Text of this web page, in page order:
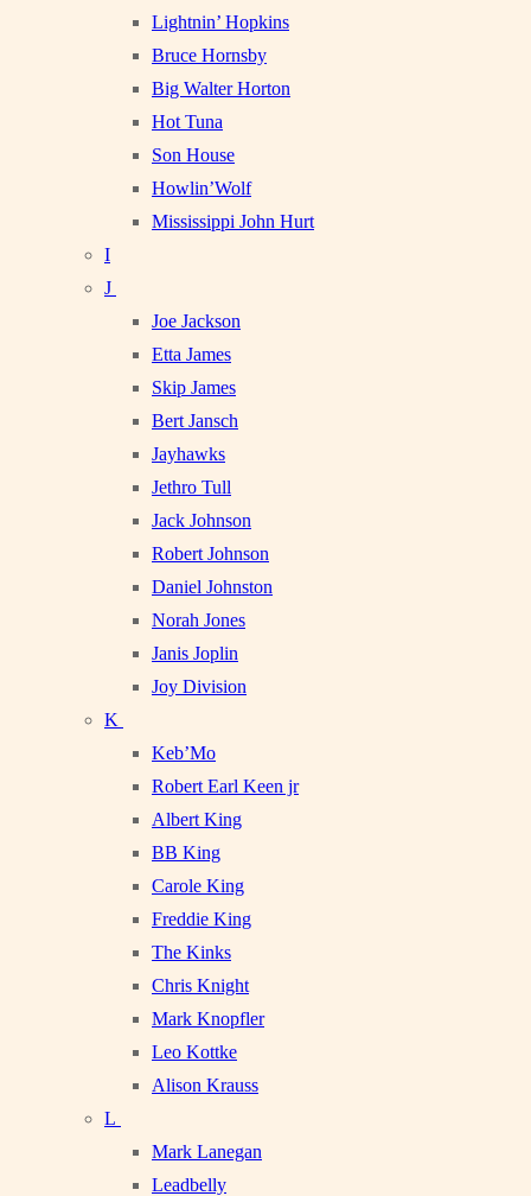
Lightnin’ Hopkins
Bruce Hornsby
Big Walter Horton
Hot Tuna
Son House
Howlin’Wolf
Mississippi John Hurt
I
J
Joe Jackson
Etta James
Skip James
Bert Jansch
Jayhawks
Jethro Tull
Jack Johnson
Robert Johnson
Daniel Johnston
Norah Jones
Janis Joplin
Joy Division
K
Keb’Mo
Robert Earl Keen jr
Albert King
BB King
Carole King
Freddie King
The Kinks
Chris Knight
Mark Knopfler
Leo Kottke
Alison Krauss
L
Mark Lanegan
Leadbelly